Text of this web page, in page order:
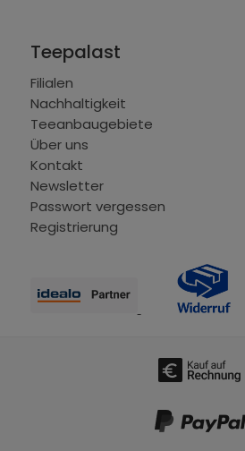
Teepalast
Filialen
Nachhaltigkeit
Teeanbaugebiete
Über uns
Kontakt
Newsletter
Passwort vergessen
Registrierung